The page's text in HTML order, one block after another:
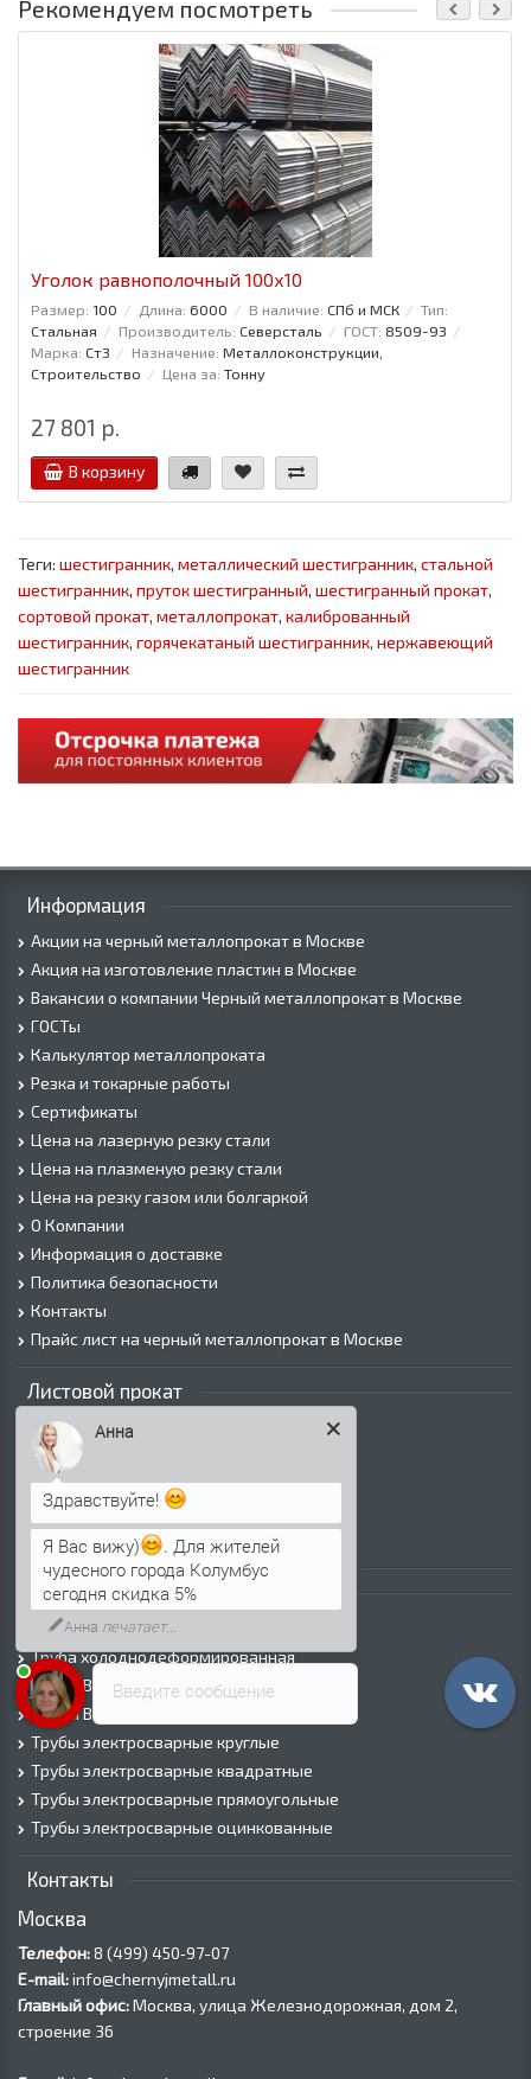
Рекомендуем посмотреть
Уголок равнополочный 100x10
Размер: 100 Длина: 6000 В наличие: СПб и МСК
Тип:
Стальная
Производитель: Северсталь ГОСТ: 8509-93
Марка: Ст3 Назначение: Металлоконструкции,
Строительство
Цена за: Тонну
27 801 р.
В корзину
Теги: шестигранник, металлический шестигранник, стальной
шестигранник, пруток шестигранный, шестигранный прокат,
сортовой прокат, металлопрокат, калиброванный
шестигранник, горячекатаный шестигранник, нержавеющий
шестигранник
Информация
Акции на черный металлопрокат в Москве
Акция на изготовление пластин в Москве
Вакансии о компании Черный металлопрокат в Москве
ГОСТы
Калькулятор металлопроката
Резка и токарные работы
Сертификаты
Цена на лазерную резку стали
Цена на плазменую резку стали
Цена на резку газом или болгаркой
О Компании
Информация о доставке
Политика безопасности
Контакты
Прайс лист на черный металлопрокат в Москве
Листовой прокат
Лист г/к
Лист х/к
Просечно-вытяжной лист (ПВЛ)
Лист рифленый
Лист оцинкованный
Трубы
Трубы горячедеформированные
Труба холоднодеформированная
Трубы ВГП (Водогазопроводные)
Трубы ВГП оцинкованные
Трубы электросварные круглые
Трубы электросварные квадратные
Трубы электросварные прямоугольные
Трубы электросварные оцинкованные
Контакты
Москва
Телефон:8 (499) 450‑97-07
E-mail:info@chernyjmetall.ru
Главный офис:Москва, улица Железнодорожная, дом 2,
строение 36
Введите сообщение
Здравствуйте!
Я Вас вижу)
. Для жителей
чудесного города Колумбус
сегодня скидка 5%